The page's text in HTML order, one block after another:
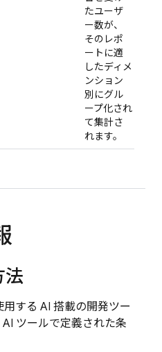
たユーザ
ー数が、
そのレポ
ートに適
したディメ
ンション
別にグル
ープ化され
て集計さ
れます。
法
する AI 搭載の開発ツー
ツールで定義された条